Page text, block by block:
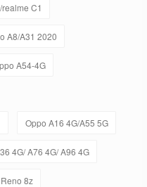
C1
A8/A31 2020
A54-4G
Oppo A16 4G/A55 5G
4G/ A76 4G/ A96 4G
8z